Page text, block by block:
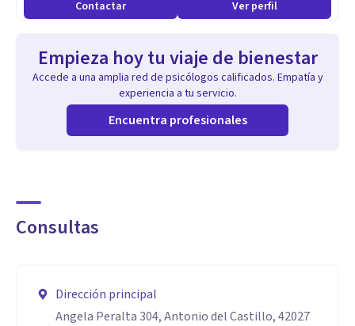
- Enfocado en soluciones prácticas y en la participación
- Evaluación continua de avances en cada sesión.
Capacidad para ayudar a tomar mejores decisiones y
fortalecer la autoestima:
pensamientos disfuncionales.
responsabilidad en cada consulta.
Contactar Ver perfil
Empieza hoy tu viaje de bienestar
Accede a una amplia red de psicólogos calificados. Empatía y
experiencia a tu servicio.
Encuentra profesionales
Consultas
Dirección principal
Angela Peralta 304, Antonio del Castillo, 42027